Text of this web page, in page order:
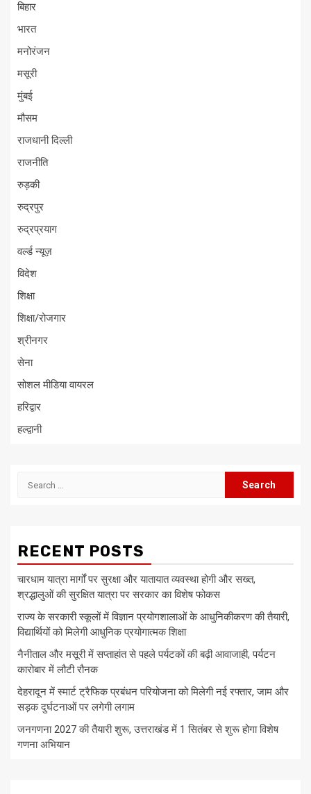
बिहार
भारत
मनोरंजन
मसूरी
मुंबई
मौसम
राजधानी दिल्ली
राजनीति
रुड़की
रुद्रपुर
रुद्रप्रयाग
वर्ल्ड न्यूज़
विदेश
शिक्षा
शिक्षा/रोजगार
श्रीनगर
सेना
सोशल मीडिया वायरल
हरिद्वार
हल्द्वानी
Search
RECENT POSTS
चारधाम यात्रा मार्गों पर सुरक्षा और यातायात व्यवस्था होगी और सख्त,
श्रद्धालुओं की सुरक्षित यात्रा पर सरकार का विशेष फोकस
राज्य के सरकारी स्कूलों में विज्ञान प्रयोगशालाओं के आधुनिकीकरण की तैयारी,
विद्यार्थियों को मिलेगी आधुनिक प्रयोगात्मक शिक्षा
नैनीताल और मसूरी में सप्ताहांत से पहले पर्यटकों की बढ़ी आवाजाही, पर्यटन
कारोबार में लौटी रौनक
देहरादून में स्मार्ट ट्रैफिक प्रबंधन परियोजना को मिलेगी नई रफ्तार, जाम और
सड़क दुर्घटनाओं पर लगेगी लगाम
जनगणना 2027 की तैयारी शुरू, उत्तराखंड में 1 सितंबर से शुरू होगा विशेष
गणना अभियान